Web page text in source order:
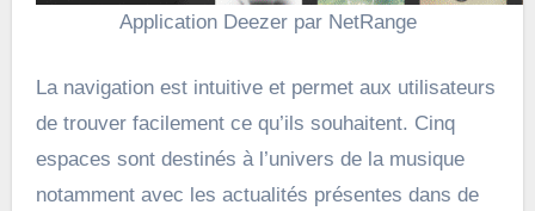
Application Deezer par NetRange
La navigation est intuitive et permet aux utilisateurs
de trouver facilement ce qu’ils souhaitent. Cinq
espaces sont destinés à l’univers de la musique
notamment avec les actualités présentes dans de